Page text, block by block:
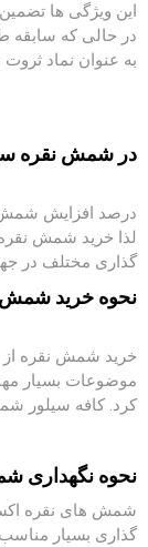
این ویژگی ها
در حالی که سابقه
به عنوان نماد
در شمش نقره
درصد افزایش شمش
لذا خرید شمش
گذاری مختلف در
نحوه خرید شمش
خرید شمش نقره از
موضوعات بسیار
کرد. کافه سیلور
نحوه نگهداری
شمش های نقره
گذاری بسیار